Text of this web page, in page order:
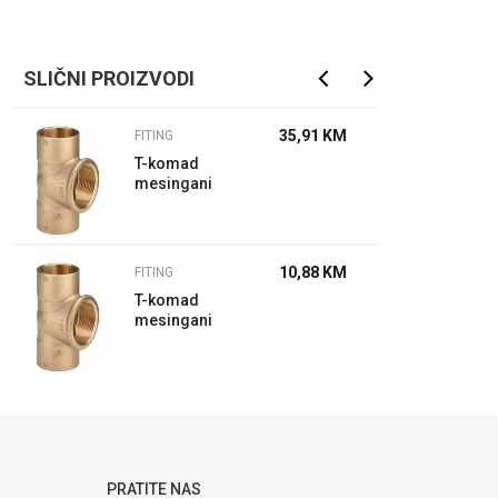
SLIČNI PROIZVODI
FITING
T-komad
mesingani
35,91 KM
FITING
T-komad
mesingani
10,88 KM
PRATITE NAS